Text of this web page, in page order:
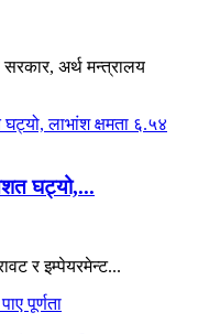
अर्थ मन्त्रालय
घट्यो,...
र इम्पेयरमेन्ट...